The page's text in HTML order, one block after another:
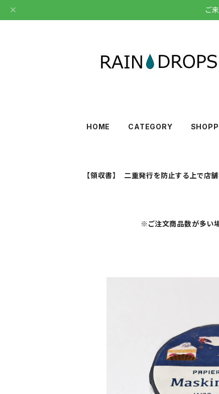
ご
HOME CATEGORY
【領収書】 二重発行を防止する上で店
※ご注文商品数が多い場